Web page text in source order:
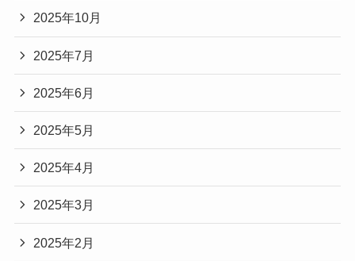
2025年10月
2025年7月
2025年6月
2025年5月
2025年4月
2025年3月
2025年2月